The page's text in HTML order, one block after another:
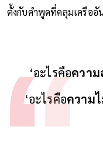
ตั้งกับคำพูดที่คลุมเครืออั
‘อะไรคือความ
‘อะไรคือความ